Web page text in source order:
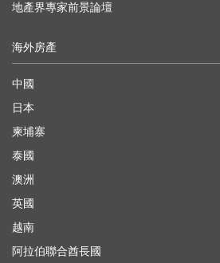
地產界專家前景論壇
海外房產
中國
日本
柬埔寨
泰國
澳洲
英國
越南
阿拉伯聯合酋長國